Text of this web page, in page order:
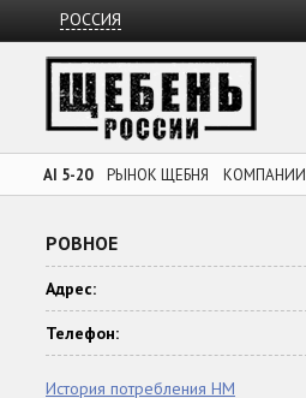
РОССИЯ
AI 5-20 РЫНОК ЩЕБНЯ КОМПАНИИ
РОВНОЕ
Адрес:
Телефон:
История потребления НМ